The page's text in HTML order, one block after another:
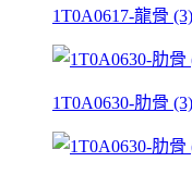
1T0A0617-龍骨
1T0A0630-肋骨